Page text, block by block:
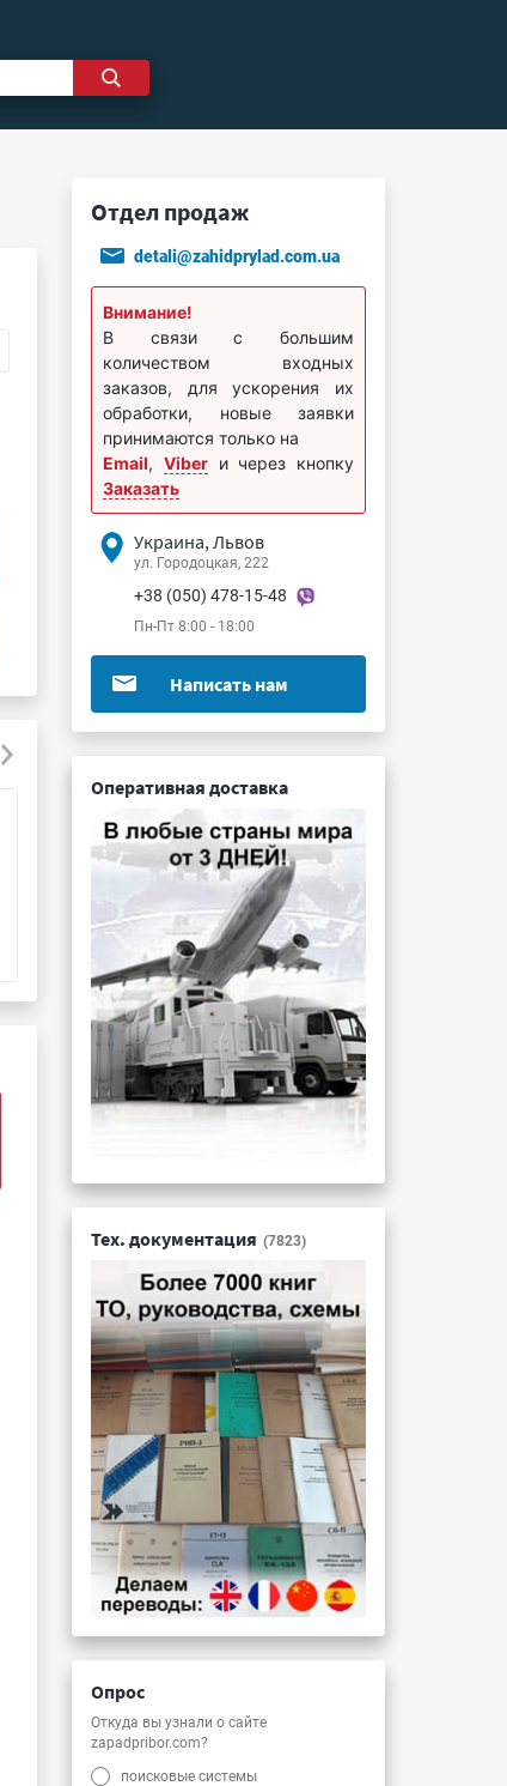
СНП339-42РП11-б-Ф4
Подробнее ...
Отдел продаж
detali@zahidprylad.com.ua
Внимание!
В связи с большим
количеством входных
заказов, для ускорения их
обработки, новые заявки
принимаются только на
Email, Viberи через кнопку
Заказать
Украина, Львов
ул. Городоцкая, 222
+38 (050) 478-15-48
Пн-Пт 8:00 - 18:00
Написать нам
Оперативная доставка
Тех. документация (7823)
Опрос
Откуда вы узнали о сайте
zapadpribor.com?
поисковые системы